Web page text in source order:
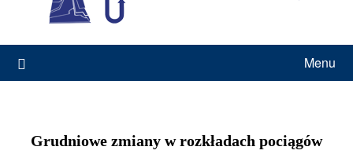
Menu
Grudniowe zmiany w rozkładach pociągów